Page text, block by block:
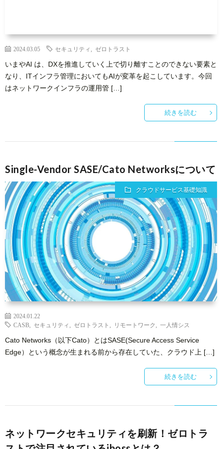
2024.03.05 セキュリティ ゼロトラスト
いまやAI は、DXを推進していく上で切り離すことのできない要素と
なり、ITインフラ管理においてもAIが変革を起こしています。今回
はネットワークインフラの運用管 […]
続きを読む
Single-Vendor SASE/Cato Networksについて
クラウドサービス基礎知識
2024.01.22
CASB
セキュリティ ゼロトラスト リモートワーク 一人情シス
Cato Networks（以下Cato）とはSASE(Secure Access Service
Edge）という概念が生まれる前から存在していた、クラウド上 […]
続きを読む
ネットワークセキュリティを刷新！ゼロトラ